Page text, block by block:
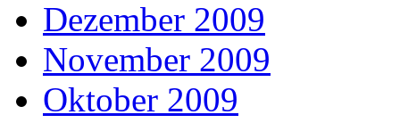
Dezember 2009
November 2009
Oktober 2009